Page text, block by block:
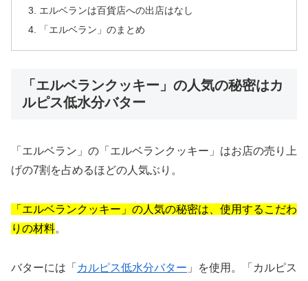
エルベランは百貨店への出店はなし
「エルベラン」のまとめ
「エルベランクッキー」の人気の秘密はカ
ルピス低水分バター
「エルベラン」の「エルベランクッキー」はお店の売り上
げの7割を占めるほどの人気ぶり。
「エルベランクッキー」の人気の秘密は、使用するこだわ
りの材料。
バターには「 カルピス低水分バター 」を使用。「カルピス